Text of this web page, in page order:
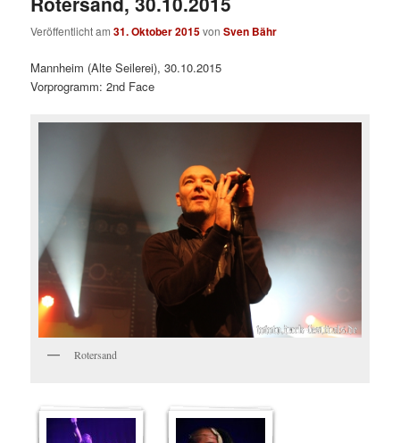
Veröffentlicht am31. Oktober 2015vonSven Bähr
Mannheim (Alte Seilerei), 30.10.2015
Vorprogramm: 2nd Face
Rotersand